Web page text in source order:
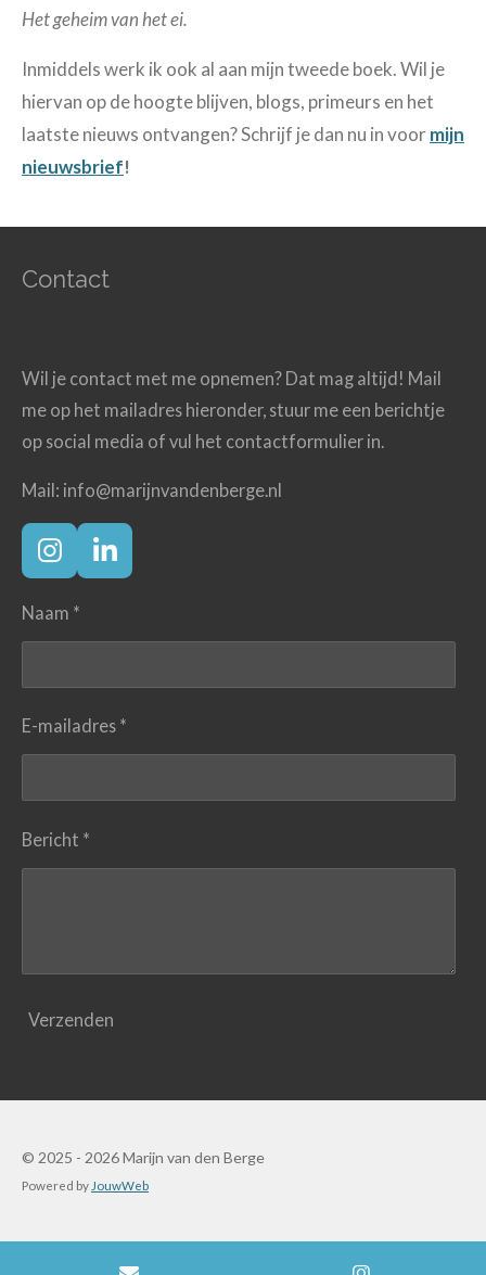
Het geheim van het ei.
Inmiddels werk ik ook al aan mijn tweede boek. Wil je
hiervan op de hoogte blijven, blogs, primeurs en het
laatste nieuws ontvangen? Schrijf je dan nu in voormijn
nieuwsbrief!
Contact
Wil je contact met me opnemen? Dat mag altijd! Mail
me op het mailadres hieronder, stuur me een berichtje
op social media of vul het contactformulier in.
Mail: info@marijnvandenberge.nl
I
s
t
g
r
L
k
d
I
Naam *
E-mailadres *
Bericht *
Verzenden
© 2025 - 2026 Marijn van den Berge
Powered by JouwWeb